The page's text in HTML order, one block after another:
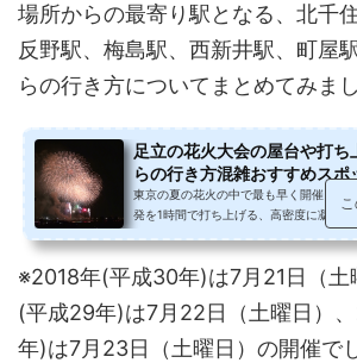
場所からの最寄り駅となる、北千
反野駅、梅島駅、西新井駅、町屋
らの行き方についてまとめてみまし
足立の花火大会の屋台や打ち
らの行き方混雑おすすめスポ
東京の夏の花火の中で最も早く開催され
発を1時間で打ち上げる、高密度に凝縮さ
※2018年(平成30年)は7月21日（土
(平成29年)は7月22日（土曜日）
年)は7月23日（土曜日）の開催で